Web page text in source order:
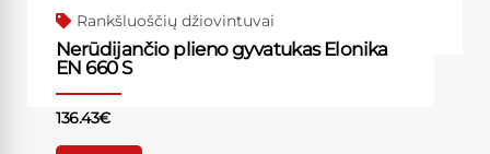
Rankšluoščių džiovintuvai
Nerūdijančio plieno gyvatukas Elonika
EN 660 S
136.43€